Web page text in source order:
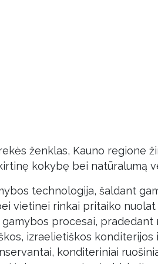
ženklas, Kauno regione
kokybę bei natūralumą
technologija, šaldant
vietinei rinkai pritaiko
procesai,
izraelietiškos
konditeriniai